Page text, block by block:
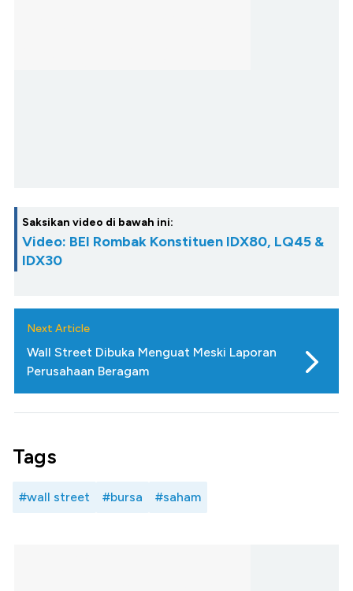
Saksikan video di bawah ini:
Video: BEI Rombak Konstituen IDX80, LQ45 &
IDX30
Next Article
Wall Street Dibuka Menguat Meski Laporan
Perusahaan Beragam
Tags
#wall street #bursa #saham